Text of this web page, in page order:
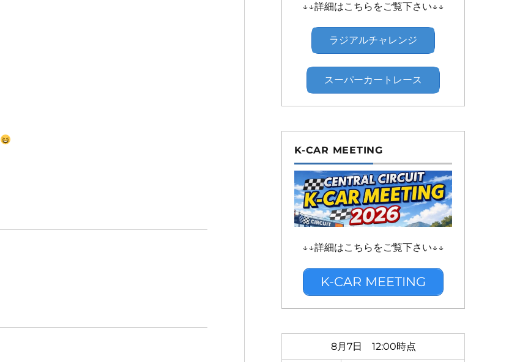
↓↓詳細はこちらをご覧下さい↓↓
ラジアルチャレンジ
スーパーカートレース
K-CAR MEETING
↓↓詳細はこちらをご覧下さい↓↓
K-CAR MEETING
8月7日 12:00時点